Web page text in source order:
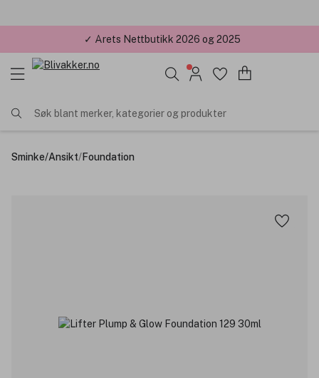
✓ Årets Nettbutikk 2026 og 2025
Søk blant merker, kategorier og produkter
Sminke/Ansikt/Foundation